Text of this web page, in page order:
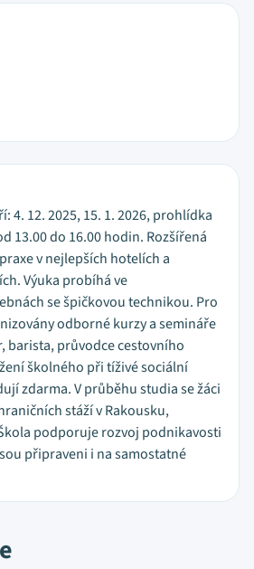
4. 12. 2025, 15. 1. 2026, prohlídka
13.00 do 16.00 hodin. Rozšířená
v nejlepších hotelích a
Výuka probíhá ve
se špičkovou technikou. Pro
odborné kurzy a semináře
barista, průvodce cestovního
školného při tíživé sociální
zdarma. V průběhu studia se žáci
stáží v Rakousku,
podporuje rozvoj podnikavosti
připraveni i na samostatné